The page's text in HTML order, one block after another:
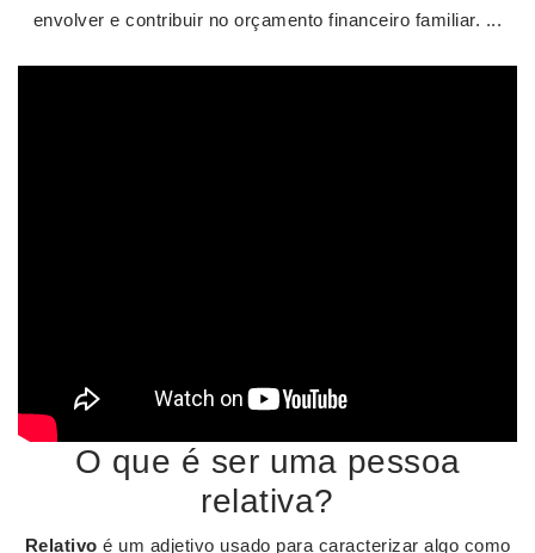
envolver e contribuir no orçamento financeiro familiar. ...
O que é ser uma pessoa
relativa?
Relativo é um adjetivo usado para caracterizar algo como